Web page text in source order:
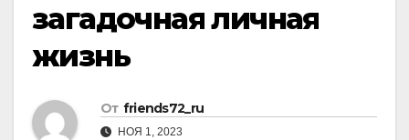
загадочная личная
жизнь
От friends72_ru
НОЯ 1, 2023